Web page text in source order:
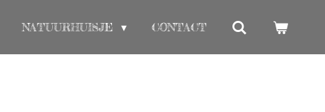
NATUURHUISJE CONTACT